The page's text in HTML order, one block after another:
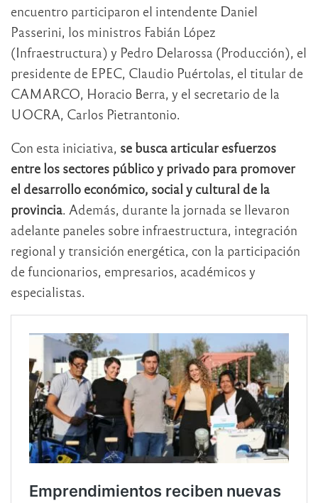
encuentro participaron el intendente Daniel
Passerini, los ministros Fabián López
(Infraestructura) y Pedro Delarossa (Producción), el
presidente de EPEC, Claudio Puértolas, el titular de
CAMARCO, Horacio Berra, y el secretario de la
UOCRA, Carlos Pietrantonio.
Con esta iniciativa, se busca articular esfuerzos
entre los sectores público y privado para promover
el desarrollo económico, social y cultural de la
provincia. Además, durante la jornada se llevaron
adelante paneles sobre infraestructura, integración
regional y transición energética, con la participación
de funcionarios, empresarios, académicos y
especialistas.